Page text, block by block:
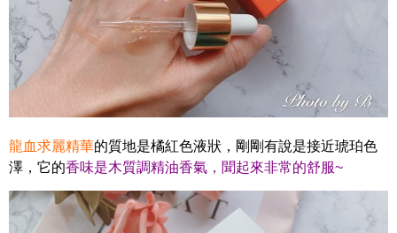
龍血求麗精華的質地是橘紅色液狀，剛剛有說是接近琥珀色
澤， 它的香味是木質調精油香氣，聞起來非常的舒服~